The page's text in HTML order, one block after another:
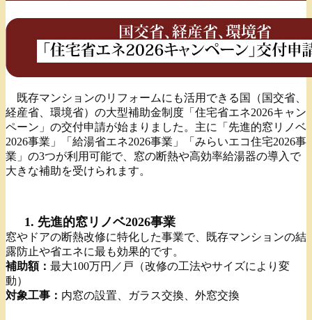
既存マンションのリフォームにも活用できる国（国交省、
経産省、環境省）の大型補助金制度「住宅省エネ2026キャン
ペーン」の交付申請が始まりました。主に「先進的窓リノベ
2026事業」「給湯省エネ2026事業」「みらいエコ住宅2026事
業」の3つが利用可能で、窓の断熱や高効率給湯器の導入で
大きな補助を受けられます。
1. 先進的窓リノベ2026事業
窓やドアの断熱改修に特化した事業で、既存マンションの結
露防止や省エネに最も効果的です。
補助額： 最大100万円／戸（改修の工法やサイズにより変
動）
対象工事： 内窓の設置、ガラス交換、外窓交換